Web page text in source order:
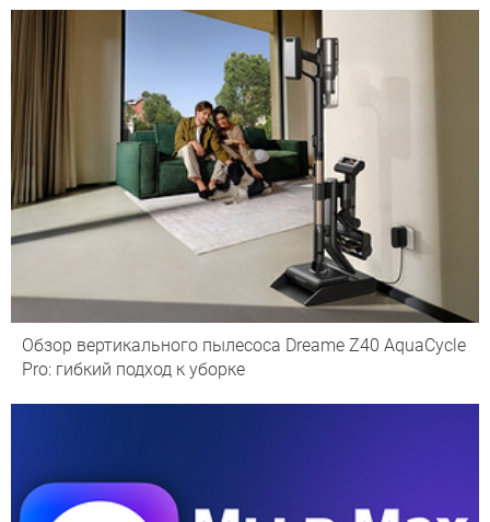
Обзор вертикального пылесоса Dreame Z40 AquaCycle
Pro: гибкий подход к уборке